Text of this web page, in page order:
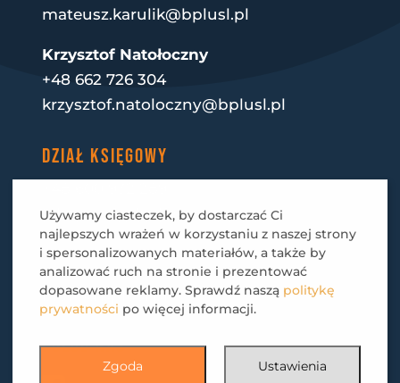
mateusz.karulik@bplusl.pl
Krzysztof Natołoczny
+48 662 726 304
krzysztof.natoloczny@bplusl.pl
DZIAŁ KSIĘGOWY
faktury@bplusl.pl
E-MAIL
biuro@bplusl.pl
POLUB NAS
Używamy ciasteczek, by dostarczać Ci
najlepszych wrażeń w korzystaniu z naszej strony
i spersonalizowanych materiałów, a także by
analizować ruch na stronie i prezentować
dopasowane reklamy. Sprawdź naszą politykę
prywatności po więcej informacji.
Zgoda Ustawienia